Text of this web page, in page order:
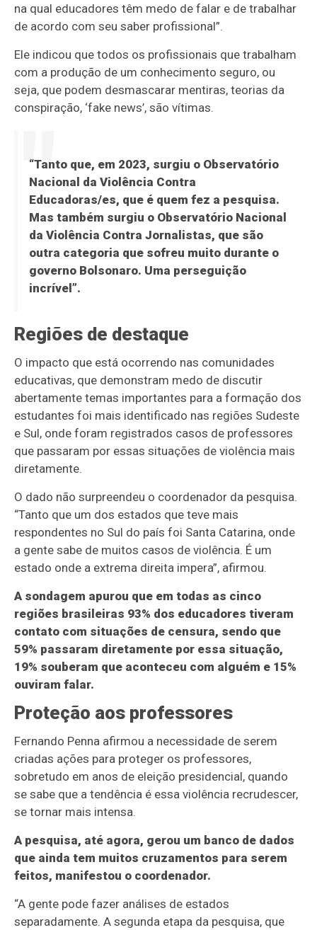
na qual educadores têm medo de falar e de trabalhar
de acordo com seu saber profissional”.
Ele indicou que todos os profissionais que trabalham
com a produção de um conhecimento seguro, ou
seja, que podem desmascarar mentiras, teorias da
conspiração, ‘fake news’, são vítimas.
“Tanto que, em 2023, surgiu o Observatório
Nacional da Violência Contra
Educadoras/es, que é quem fez a pesquisa.
Mas também surgiu o Observatório Nacional
da Violência Contra Jornalistas, que são
outra categoria que sofreu muito durante o
governo Bolsonaro. Uma perseguição
incrível”.
Regiões de destaque
O impacto que está ocorrendo nas comunidades
educativas, que demonstram medo de discutir
abertamente temas importantes para a formação dos
estudantes foi mais identificado nas regiões Sudeste
e Sul, onde foram registrados casos de professores
que passaram por essas situações de violência mais
diretamente.
O dado não surpreendeu o coordenador da pesquisa.
“Tanto que um dos estados que teve mais
respondentes no Sul do país foi Santa Catarina, onde
a gente sabe de muitos casos de violência. É um
estado onde a extrema direita impera”, afirmou.
A sondagem apurou que em todas as cinco
regiões brasileiras 93% dos educadores tiveram
contato com situações de censura, sendo que
59% passaram diretamente por essa situação,
19% souberam que aconteceu com alguém e 15%
ouviram falar.
Proteção aos professores
Fernando Penna afirmou a necessidade de serem
criadas ações para proteger os professores,
sobretudo em anos de eleição presidencial, quando
se sabe que a tendência é essa violência recrudescer,
se tornar mais intensa.
A pesquisa, até agora, gerou um banco de dados
que ainda tem muitos cruzamentos para serem
feitos, manifestou o coordenador.
“A gente pode fazer análises de estados
separadamente. A segunda etapa da pesquisa, que